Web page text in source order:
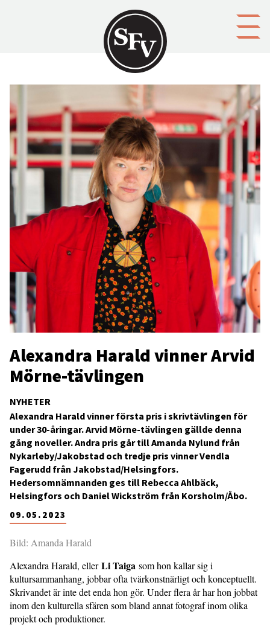
NYHETER
Alexandra Harald vinner Arvid
Mörne-tävlingen
09.05.2023
Alexandra Harald vinner första pris i skrivtävlingen för
under 30-åringar. Arvid Mörne-tävlingen gällde denna
gång noveller. Andra pris går till Amanda Nylund från
Nykarleby/Jakobstad och tredje pris vinner Vendla
Fagerudd från Jakobstad/Helsingfors.
Hedersomnämnanden ges till Rebecca Ahlbäck,
Helsingfors och Daniel Wickström från Korsholm/Åbo.
Bild: Amanda Harald
Alexandra Harald, ellerLi Taiga som hon kallar sig i
kultursammanhang, jobbar ofta tvärkonstnärligt och konceptuellt.
Skrivandet är inte det enda hon gör. Under flera år har hon jobbat
inom den kulturella sfären som bland annat fotograf inom olika
projekt och produktioner.